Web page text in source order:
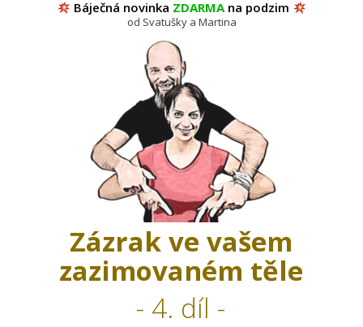
Báječná novinka ZDARMAna podzim
od Svatušky a Martina
Zázrak ve vašem
zazimovaném těle
- 4. díl -